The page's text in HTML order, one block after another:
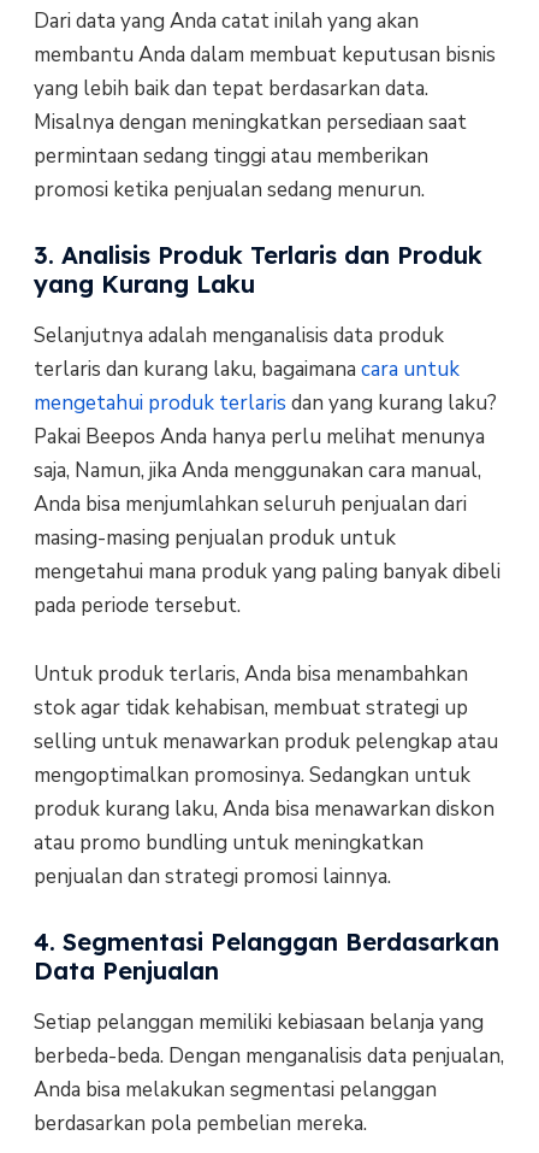
Dari data yang Anda catat inilah yang akan
membantu Anda dalam membuat keputusan bisnis
yang lebih baik dan tepat berdasarkan data.
Misalnya dengan meningkatkan persediaan saat
permintaan sedang tinggi atau memberikan
promosi ketika penjualan sedang menurun.
3. Analisis Produk Terlaris dan Produk
yang Kurang Laku
Selanjutnya adalah menganalisis data produk
terlaris dan kurang laku, bagaimana cara untuk
mengetahui produk terlaris dan yang kurang laku?
Pakai Beepos Anda hanya perlu melihat menunya
saja, Namun, jika Anda menggunakan cara manual,
Anda bisa menjumlahkan seluruh penjualan dari
masing-masing penjualan produk untuk
mengetahui mana produk yang paling banyak dibeli
pada periode tersebut.
Untuk produk terlaris, Anda bisa menambahkan
stok agar tidak kehabisan, membuat strategi up
selling untuk menawarkan produk pelengkap atau
mengoptimalkan promosinya. Sedangkan untuk
produk kurang laku, Anda bisa menawarkan diskon
atau promo bundling untuk meningkatkan
penjualan dan strategi promosi lainnya.
4. Segmentasi Pelanggan Berdasarkan
Data Penjualan
Setiap pelanggan memiliki kebiasaan belanja yang
berbeda-beda. Dengan menganalisis data penjualan,
Anda bisa melakukan segmentasi pelanggan
berdasarkan pola pembelian mereka.